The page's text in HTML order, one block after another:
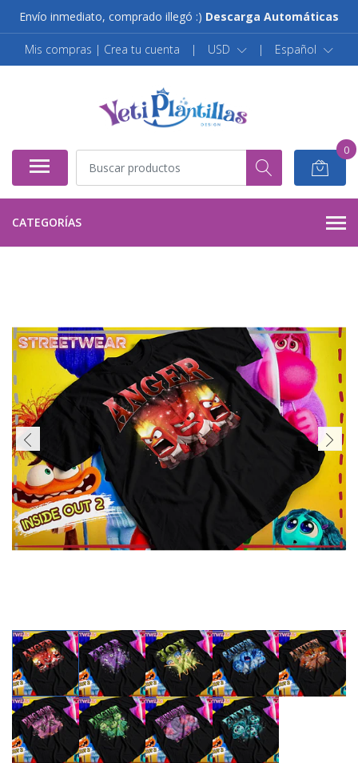
Envío inmediato, comprado illegó :) Descarga Automáticas
Mis compras | Crea tu cuenta | USD | Español
0
CATEGORÍAS